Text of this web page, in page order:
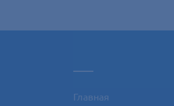
Главная